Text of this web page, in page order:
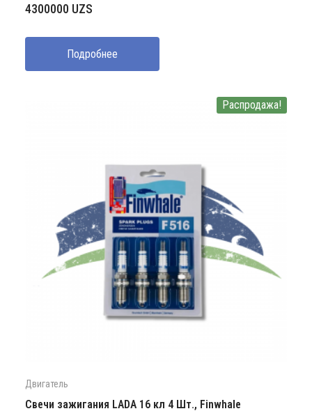
4300000 UZS
Подробнее
Распродажа!
Двигатель
Cвечи зажигания LADA 16 кл 4 Шт., Finwhale